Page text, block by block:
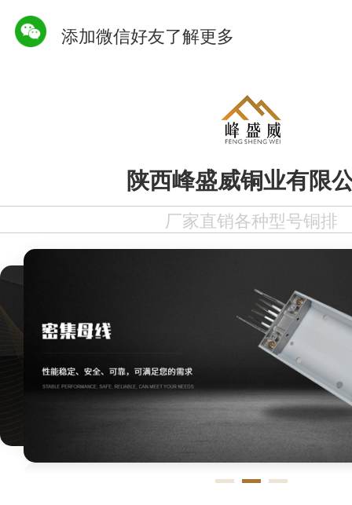
添加微信好友了解更多
陕西峰盛威铜业有限
厂家直销各种型号铜排